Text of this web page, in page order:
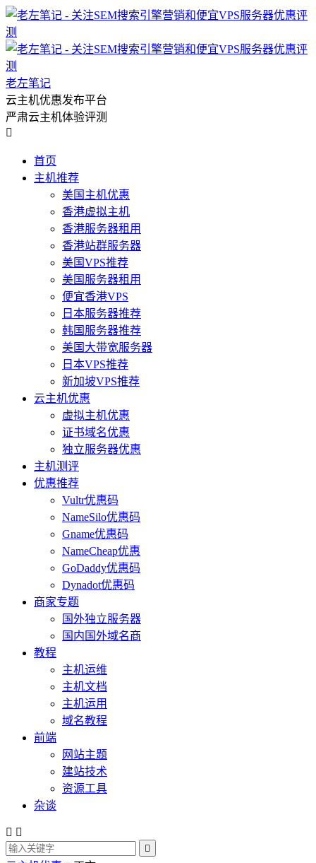
老左笔记
云主机优惠发布平台
严肃云主机体验评测

首页
主机推荐
美国主机优惠
香港虚拟主机
香港服务器租用
香港站群服务器
美国VPS推荐
美国服务器租用
便宜香港VPS
日本服务器推荐
韩国服务器推荐
美国大带宽服务器
日本VPS推荐
新加坡VPS推荐
云主机优惠
虚拟主机优惠
证书域名优惠
独立服务器优惠
主机测评
优惠推荐
Vultr优惠码
NameSilo优惠码
Gname优惠码
NameCheap优惠
GoDaddy优惠码
Dynadot优惠码
商家专题
国外独立服务器
国内国外域名商
教程
主机运维
主机文档
主机运用
域名教程
前端
网站主题
建站技术
资源工具
杂谈
 
